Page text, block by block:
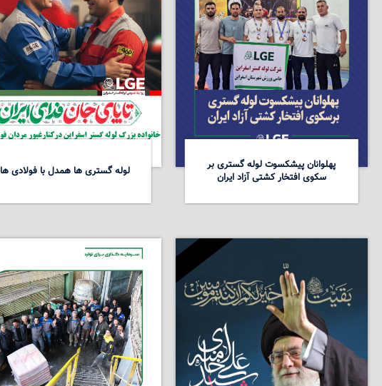
پهلوانان پیشکسوت لوله گستری بر
سکوی افتخار کشتی آزاد ایران
لوله گستری ها همدل با فولادی ها